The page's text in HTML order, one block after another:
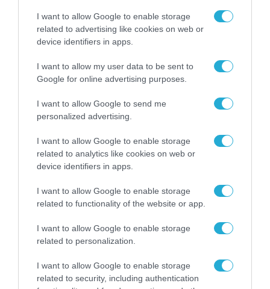
I want to allow Google to enable storage
related to advertising like cookies on web or
device identifiers in apps.
I want to allow my user data to be sent to
Google for online advertising purposes.
I want to allow Google to send me
personalized advertising.
I want to allow Google to enable storage
related to analytics like cookies on web or
device identifiers in apps.
I want to allow Google to enable storage
related to functionality of the website or app.
I want to allow Google to enable storage
related to personalization.
I want to allow Google to enable storage
related to security, including authentication
Chat Control: Γιατί η ψήφιση στο
Ευρωπαϊκό Κοινοβούλιο είναι
κομβικό σημείο για το μέλλον
της ψηφιακής ιδιωτικότητας
16.07.2026